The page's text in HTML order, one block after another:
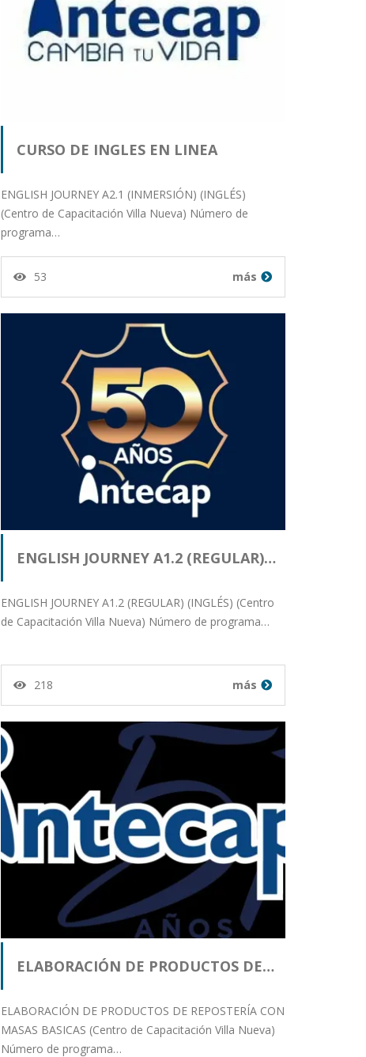
CURSO DE INGLES EN LINEA
ENGLISH JOURNEY A2.1 (INMERSIÓN) (INGLÉS)
(Centro de Capacitación Villa Nueva) Número de
programa…
53 más
ENGLISH JOURNEY A1.2 (REGULAR)…
ENGLISH JOURNEY A1.2 (REGULAR) (INGLÉS) (Centro
de Capacitación Villa Nueva) Número de programa…
218 más
ELABORACIÓN DE PRODUCTOS DE…
ELABORACIÓN DE PRODUCTOS DE REPOSTERÍA CON
MASAS BASICAS (Centro de Capacitación Villa Nueva)
Número de programa…